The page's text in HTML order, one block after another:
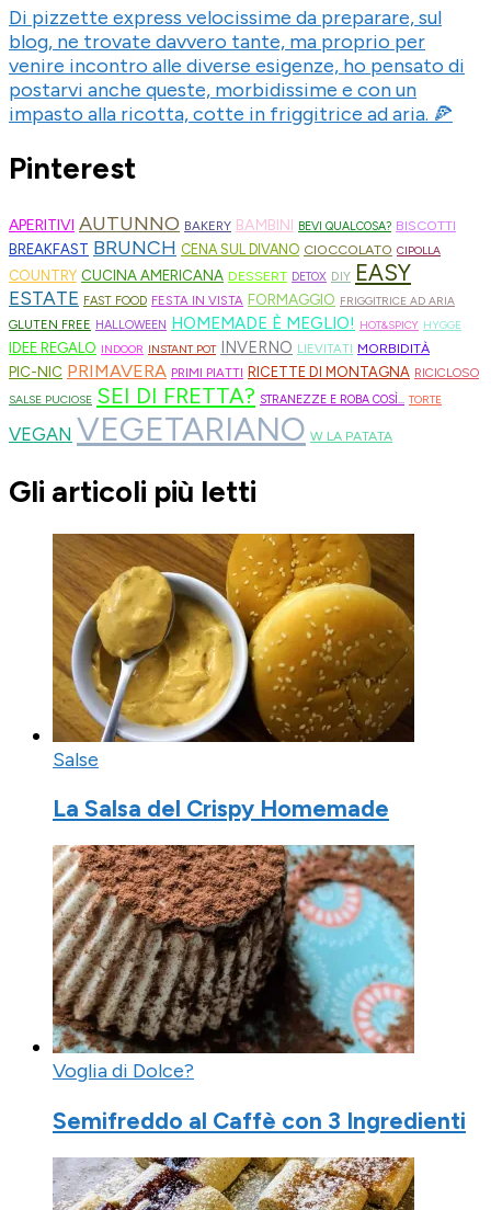
Di pizzette express velocissime da preparare, sul
blog, ne trovate davvero tante, ma proprio per
venire incontro alle diverse esigenze, ho pensato di
postarvi anche queste, morbidissime e con un
impasto alla ricotta, cotte in friggitrice ad aria. 🍕
Pinterest
APERITIVI AUTUNNO BAKERY BAMBINI BEVI QUALCOSA? BISCOTTI
BREAKFAST BRUNCH CENA SUL DIVANO CIOCCOLATO CIPOLLA
COUNTRY CUCINA AMERICANA DESSERT DETOX DIY EASY
ESTATE FAST FOOD FESTA IN VISTA FORMAGGIO FRIGGITRICE AD ARIA
GLUTEN FREE HALLOWEEN HOMEMADE È MEGLIO! HOT&SPICY HYGGE
IDEE REGALO INDOOR INSTANT POT INVERNO LIEVITATI MORBIDITÀ
PIC-NIC PRIMAVERA PRIMI PIATTI RICETTE DI MONTAGNA RICICLOSO
SALSE PUCIOSE SEI DI FRETTA? STRANEZZE E ROBA COSÌ... TORTE
VEGAN VEGETARIANO W LA PATATA
Gli articoli più letti
Salse
La Salsa del Crispy Homemade
Voglia di Dolce?
Semifreddo al Caffè con 3 Ingredienti